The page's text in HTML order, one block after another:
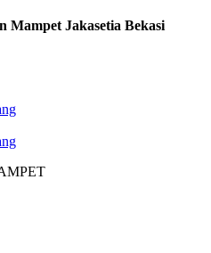
Mampet Jakasetia Bekasi